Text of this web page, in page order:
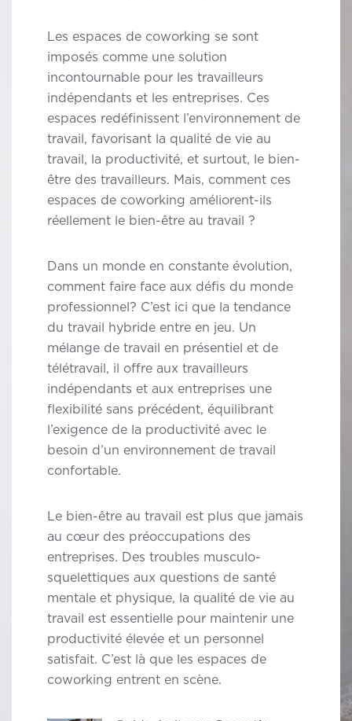
Les espaces de coworking se sont
imposés comme une solution
incontournable pour les travailleurs
indépendants et les entreprises. Ces
espaces redéfinissent l’environnement de
travail, favorisant la qualité de vie au
travail, la productivité, et surtout, le bien-
être des travailleurs. Mais, comment ces
espaces de coworking améliorent-ils
réellement le bien-être au travail ?
Dans un monde en constante évolution,
comment faire face aux défis du monde
professionnel? C’est ici que la tendance
du travail hybride entre en jeu. Un
mélange de travail en présentiel et de
télétravail, il offre aux travailleurs
indépendants et aux entreprises une
flexibilité sans précédent, équilibrant
l’exigence de la productivité avec le
besoin d’un environnement de travail
confortable.
Le bien-être au travail est plus que jamais
au cœur des préoccupations des
entreprises. Des troubles musculo-
squelettiques aux questions de santé
mentale et physique, la qualité de vie au
travail est essentielle pour maintenir une
productivité élevée et un personnel
satisfait. C’est là que les espaces de
coworking entrent en scène.